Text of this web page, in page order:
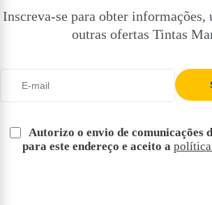
Inscreva-se para obter
outras ofertas Tintas
Autorizo o envio de comunicações
para este endereço e aceito a